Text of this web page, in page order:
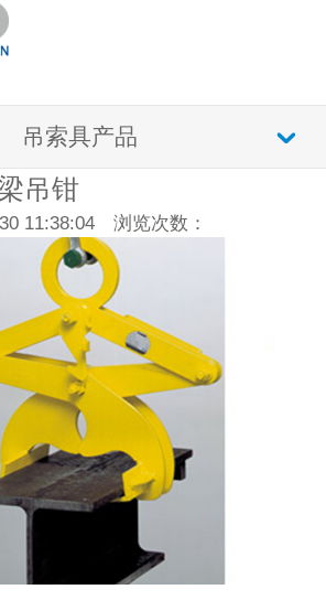
吊索具产品
吊钳
11:38:04 浏览次数：